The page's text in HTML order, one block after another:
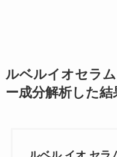
ルベルイオセラ
ー成分解析した